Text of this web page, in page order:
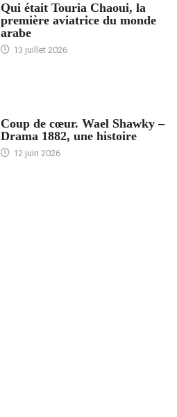
Qui était Touria Chaoui, la
première aviatrice du monde
arabe
13 juillet 2026
Coup de cœur. Wael Shawky –
Drama 1882, une histoire
12 juin 2026